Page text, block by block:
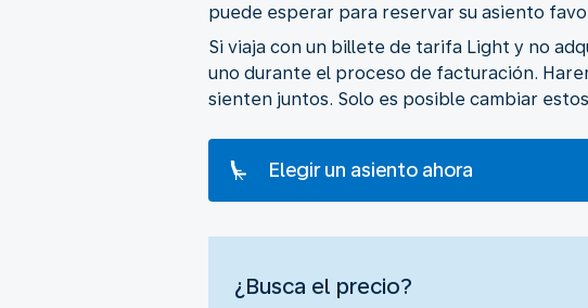
puede esperar para reservar su asiento
Si viaja con un billete de tarifa Light y no
uno durante el proceso de facturación.
sienten juntos. Solo es posible cambiar
Elegir un asiento ahora
¿Busca el precio?